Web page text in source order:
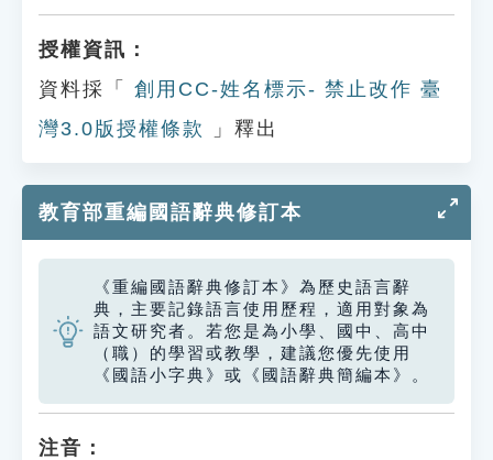
授權資訊：
資料採「
創用CC-姓名標示- 禁止改作 臺
灣3.0版授權條款
」釋出
教育部重編國語辭典修訂本
《重編國語辭典修訂本》為歷史語言辭
典，主要記錄語言使用歷程，適用對象為
語文研究者。若您是為小學、國中、高中
（職）的學習或教學，建議您優先使用
《國語小字典》或《國語辭典簡編本》。
注音：